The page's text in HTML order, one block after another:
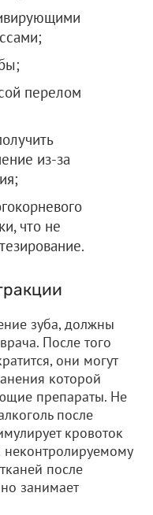
перелом
из-за
что не
зуба, должны
После того
они могут
которой
препараты. Не
после
кровоток
неконтролируемому
после
занимает